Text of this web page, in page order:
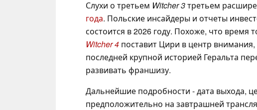
Слухи о третьем Witcher 3третьем
года. Польские инсайдеры и отчеты
состоится в 2026 году. Похоже, что
Witcher 4 поставит Цири в центр внимания,
последней крупной историей Геральта
развивать франшизу.
Дальнейшие подробности - дата выхода,
предположительно на завтрашней